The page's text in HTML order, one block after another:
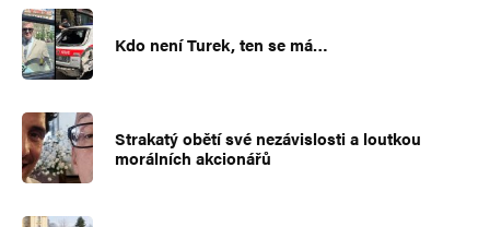
Kdo není Turek, ten se má…
Strakatý obětí své nezávislosti a loutkou
morálních akcionářů